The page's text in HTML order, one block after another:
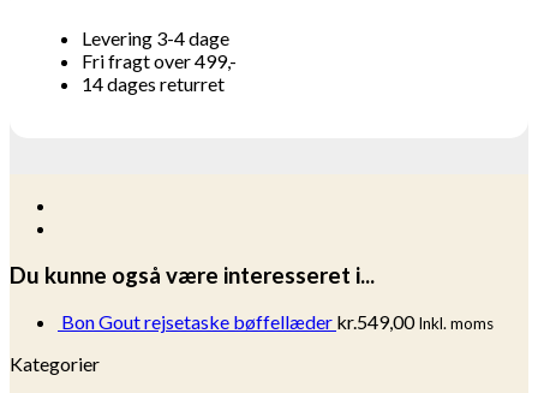
Levering 3-4 dage
Fri fragt over 499,-
14 dages returret
Du kunne også være interesseret i...
Bon Gout rejsetaske bøffellæder kr.549,00 Inkl. moms
Kategorier